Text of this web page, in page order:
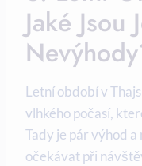
Jaké
Letní období v
vlhkého počasí,
Tady je pár výhod
očekávat při